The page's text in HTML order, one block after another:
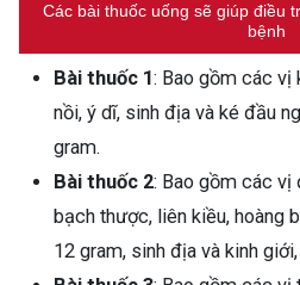
Các bài thuốc uống sẽ giúp điều
bệnh
Bài thuốc 1: Bao gồm các vị
nồi, ý dĩ, sinh địa và ké đầu
gram.
Bài thuốc 2: Bao gồm các vị
bạch thược, liên kiều, hoàng
12 gram, sinh địa và kinh